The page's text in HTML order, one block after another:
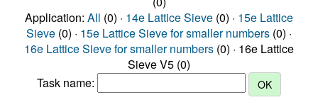
Application: All (0) · 14e Lattice Sieve (0) · 15e Lattice
Sieve (0) · 15e Lattice Sieve for smaller numbers (0) ·
16e Lattice Sieve for smaller numbers (0) · 16e Lattice
Sieve V5 (0)
Task name: